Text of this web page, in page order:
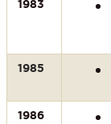
1983
1985
1986